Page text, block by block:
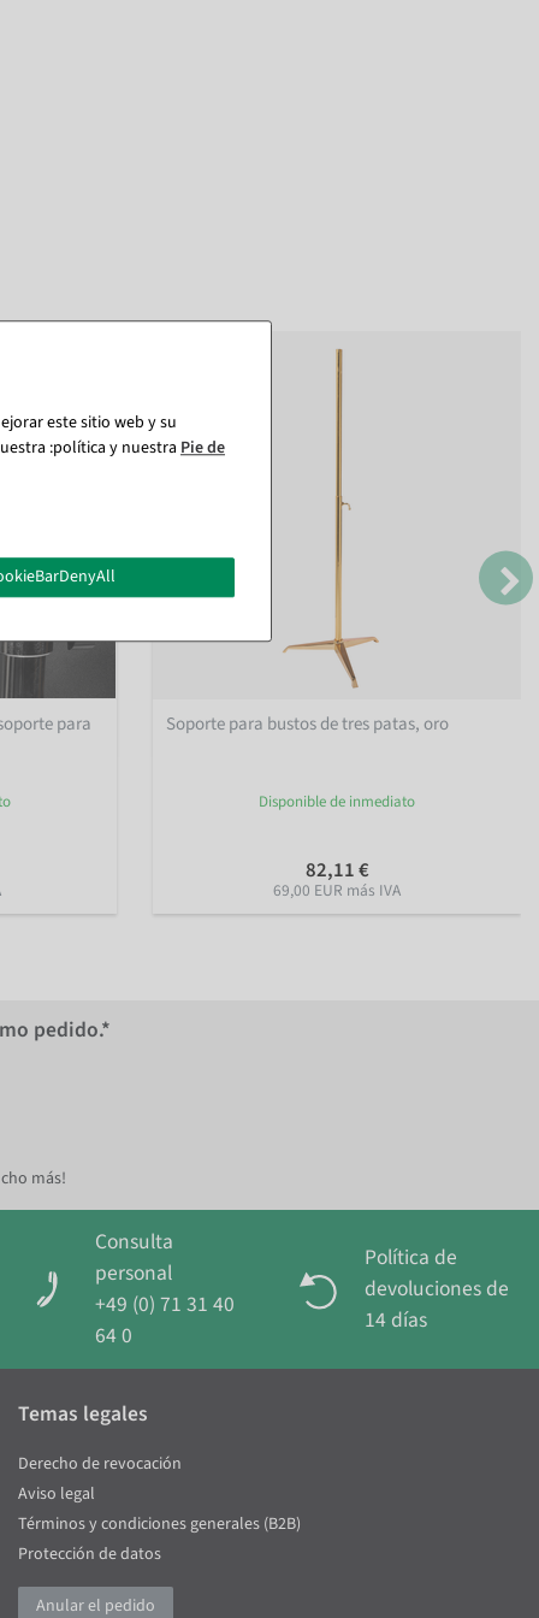
para Soporte para bustos de tres patas, oro
Disponible de inmediato
82,11 €
69,00 EUR más IVA
pedido.*
más!
Consulta
personal
+49 (0) 71 31 40
64 0
Política de
devoluciones de
14 días
este sitio web y su
:política y nuestra Pie de
Temas legales
Derecho de revocación
Aviso legal
Términos y condiciones generales (B2B)
Protección de datos
Anular el pedido